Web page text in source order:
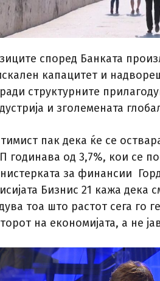
според Банката
капацитет и
структурните
и зголемената
пак дека ќе се
годинава од 3,7%, кои се
за финансии
Бизнис 21 кажа дека
тоа што растот сега го
на економијата, а не